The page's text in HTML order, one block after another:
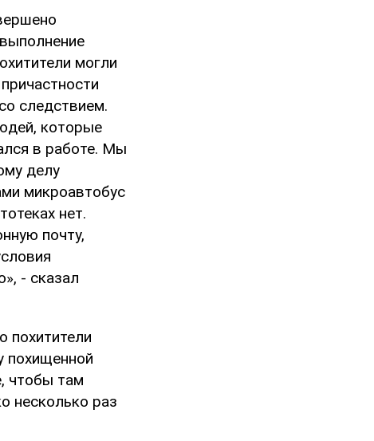
могли
следствием.
которые
в работе. Мы
делу
микроавтобус
нет.
почту,
- сказал
похитители
похищенной
чтобы там
несколько раз